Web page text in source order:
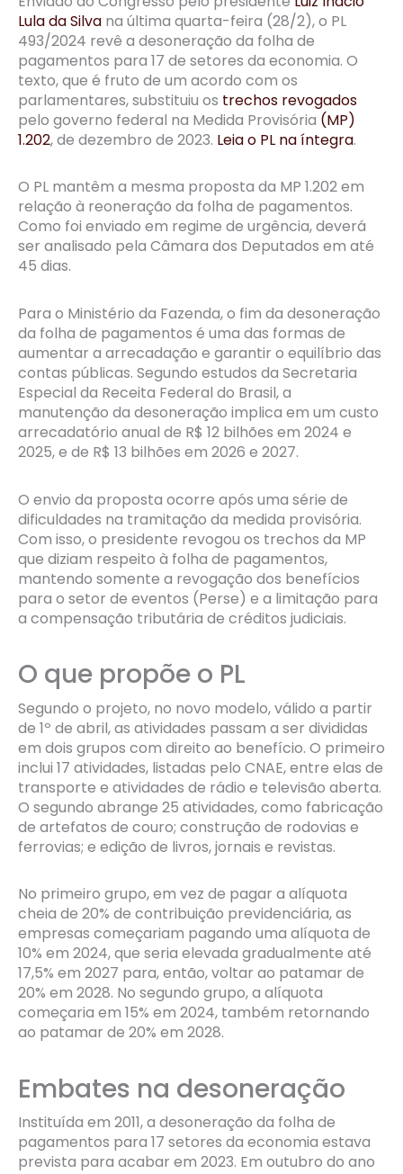
Lula da Silva na última quarta-feira (28/2), o PL
493/2024 revê a desoneração da folha de
pagamentos para 17 de setores da economia. O
texto, que é fruto de um acordo com os
parlamentares, substituiu os trechos revogados
pelo governo federal na Medida Provisória (MP)
1.202, de dezembro de 2023. Leia o PL na íntegra.
O PL mantêm a mesma proposta da MP 1.202 em
relação à reoneração da folha de pagamentos.
Como foi enviado em regime de urgência, deverá
ser analisado pela Câmara dos Deputados em até
45 dias.
Para o Ministério da Fazenda, o fim da desoneração
da folha de pagamentos é uma das formas de
aumentar a arrecadação e garantir o equilíbrio das
contas públicas. Segundo estudos da Secretaria
Especial da Receita Federal do Brasil, a
manutenção da desoneração implica em um custo
arrecadatório anual de R$ 12 bilhões em 2024 e
2025, e de R$ 13 bilhões em 2026 e 2027.
O envio da proposta ocorre após uma série de
dificuldades na tramitação da medida provisória.
Com isso, o presidente revogou os trechos da MP
que diziam respeito à folha de pagamentos,
mantendo somente a revogação dos benefícios
para o setor de eventos (Perse) e a limitação para
a compensação tributária de créditos judiciais.
O que propõe o PL
Segundo o projeto, no novo modelo, válido a partir
de 1º de abril, as atividades passam a ser divididas
em dois grupos com direito ao benefício. O primeiro
inclui 17 atividades, listadas pelo CNAE, entre elas de
transporte e atividades de rádio e televisão aberta.
O segundo abrange 25 atividades, como fabricação
de artefatos de couro; construção de rodovias e
ferrovias; e edição de livros, jornais e revistas.
No primeiro grupo, em vez de pagar a alíquota
cheia de 20% de contribuição previdenciária, as
empresas começariam pagando uma alíquota de
10% em 2024, que seria elevada gradualmente até
17,5% em 2027 para, então, voltar ao patamar de
20% em 2028. No segundo grupo, a alíquota
começaria em 15% em 2024, também retornando
ao patamar de 20% em 2028.
Embates na desoneração
Instituída em 2011, a desoneração da folha de
pagamentos para 17 setores da economia estava
prevista para acabar em 2023. Em outubro do ano